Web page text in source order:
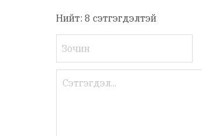
Нийт: 8 сэтгэгдэлтэй